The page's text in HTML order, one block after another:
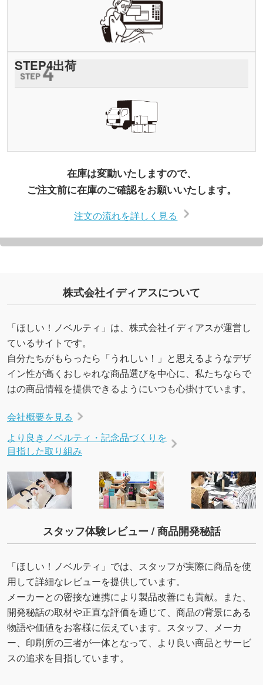
STEP4出荷
在庫は変動いたしますので、
ご注文前に在庫のご確認をお願いいたします。
注文の流れを詳しく見る
株式会社イディアスについて
「ほしい！ノベルティ」は、株式会社イディアスが運営し
ているサイトです。
自分たちがもらったら「うれしい！」と思えるようなデザ
イン性が高くおしゃれな商品選びを中心に、私たちならで
はの商品情報を提供できるようにいつも心掛けています。
会社概要を見る
より良きノベルティ・記念品づくりを
目指した取り組み
スタッフ体験レビュー / 商品開発秘話
「ほしい！ノベルティ」では、スタッフが実際に商品を使
用して詳細なレビューを提供しています。
メーカーとの密接な連携により製品改善にも貢献。また、
開発秘話の取材や正直な評価を通じて、商品の背景にある
物語や価値をお客様に伝えています。スタッフ、メーカ
ー、印刷所の三者が一体となって、より良い商品とサービ
スの追求を目指しています。